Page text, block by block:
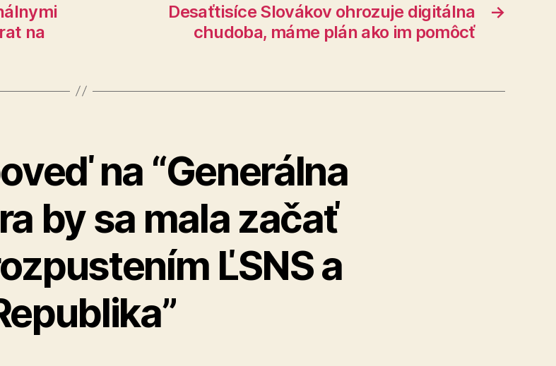
na
→
Desaťtisíce Slovákov ohrozuje digitálna
chudoba, máme plán ako im pomôcť
na “Generálna
by sa mala začať
ĽSNS a